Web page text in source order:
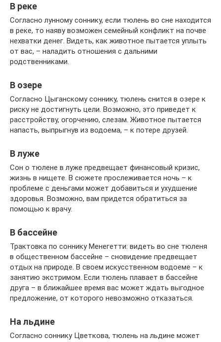
В реке
Согласно лунному соннику, если тюлень во сне находится
в реке, то наяву возможен семейный конфликт на почве
нехватки денег. Видеть, как животное пытается уплыть
от вас, – наладить отношения с дальними
родственниками.
В озере
Согласно Цыганскому соннику, тюлень снится в озере к
риску не достигнуть цели. Возможно, это приведет к
расстройству, огорчению, слезам. Животное пытается
напасть, выпрыгнув из водоема, – к потере друзей.
В луже
Сон о тюлене в луже предвещает финансовый кризис,
жизнь в нищете. В сюжете прослеживается ночь – к
проблеме с деньгами может добавиться и ухудшение
здоровья. Возможно, вам придется обратиться за
помощью к врачу.
В бассейне
Трактовка по соннику Менегетти: видеть во сне тюленя
в общественном бассейне – сновидение предвещает
отдых на природе. В своем искусственном водоеме – к
занятию экстримом. Если тюлень плавает в бассейне
друга – в ближайшее время вас может ждать выгодное
предложение, от которого невозможно отказаться.
На льдине
Согласно соннику Цветкова, тюлень на льдине может